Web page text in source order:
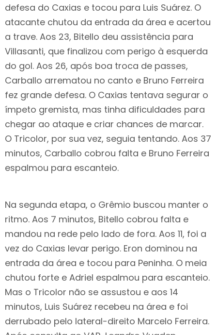
defesa do Caxias e tocou para Luis Suárez. O
atacante chutou da entrada da área e acertou
a trave. Aos 23, Bitello deu assistência para
Villasanti, que finalizou com perigo à esquerda
do gol. Aos 26, após boa troca de passes,
Carballo arrematou no canto e Bruno Ferreira
fez grande defesa. O Caxias tentava segurar o
ímpeto gremista, mas tinha dificuldades para
chegar ao ataque e criar chances de marcar.
O Tricolor, por sua vez, seguia tentando. Aos 37
minutos, Carballo cobrou falta e Bruno Ferreira
espalmou para escanteio.
Na segunda etapa, o Grêmio buscou manter o
ritmo. Aos 7 minutos, Bitello cobrou falta e
mandou na rede pelo lado de fora. Aos 11, foi a
vez do Caxias levar perigo. Eron dominou na
entrada da área e tocou para Peninha. O meia
chutou forte e Adriel espalmou para escanteio.
Mas o Tricolor não se assustou e aos 14
minutos, Luis Suárez recebeu na área e foi
derrubado pelo lateral-direito Marcelo Ferreira.